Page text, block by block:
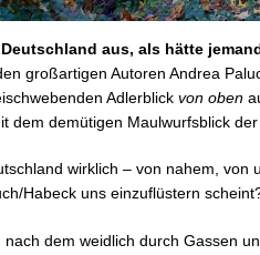
aus, als hätte
großartigen Autoren Andrea
Adlerblick von oben
dem demütigen Maulwurfsblick
wirklich – von nahem,
Habeck uns einzuflüstern
nach dem weidlich durch Gassen